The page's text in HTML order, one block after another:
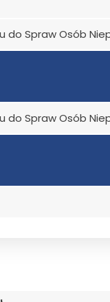
do Spraw Osób
do Spraw Osób